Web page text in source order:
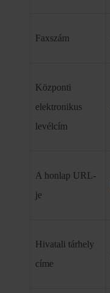
Faxszám
Központi
elektronikus
levélcím
A honlap URL-
je
Hivatali tárhely
címe